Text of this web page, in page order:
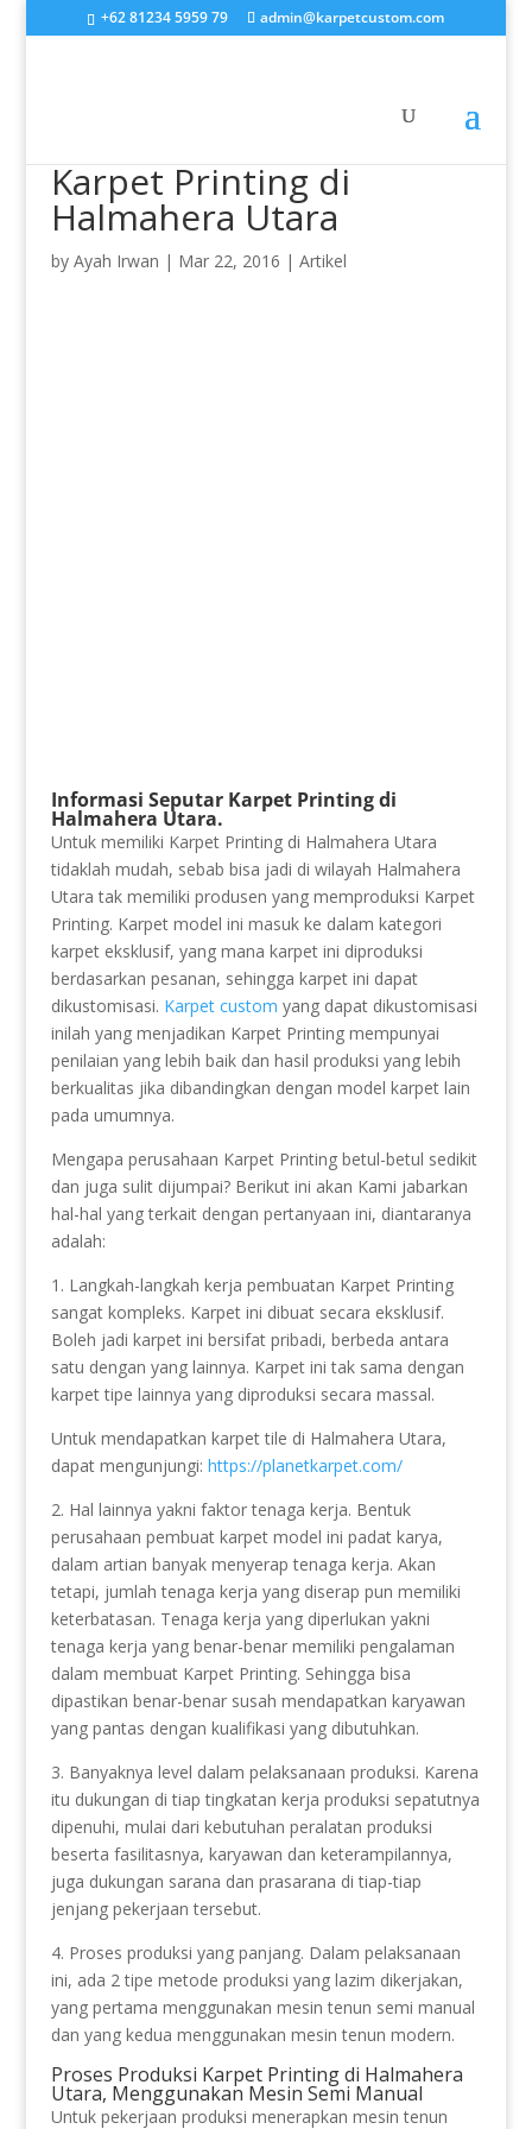
+62 81234 5959 79 admin@karpetcustom.com
Karpet Printing di
Halmahera Utara
by Ayah Irwan | Mar 22, 2016 | Artikel
Informasi Seputar Karpet Printing di
Halmahera Utara.
Untuk memiliki Karpet Printing di Halmahera Utara
tidaklah mudah, sebab bisa jadi di wilayah Halmahera
Utara tak memiliki produsen yang memproduksi Karpet
Printing. Karpet model ini masuk ke dalam kategori
karpet eksklusif, yang mana karpet ini diproduksi
berdasarkan pesanan, sehingga karpet ini dapat
dikustomisasi. Karpet custom yang dapat dikustomisasi
inilah yang menjadikan Karpet Printing mempunyai
penilaian yang lebih baik dan hasil produksi yang lebih
berkualitas jika dibandingkan dengan model karpet lain
pada umumnya.
Mengapa perusahaan Karpet Printing betul-betul sedikit
dan juga sulit dijumpai? Berikut ini akan Kami jabarkan
hal-hal yang terkait dengan pertanyaan ini, diantaranya
adalah:
1. Langkah-langkah kerja pembuatan Karpet Printing
sangat kompleks. Karpet ini dibuat secara eksklusif.
Boleh jadi karpet ini bersifat pribadi, berbeda antara
satu dengan yang lainnya. Karpet ini tak sama dengan
karpet tipe lainnya yang diproduksi secara massal.
Untuk mendapatkan karpet tile di Halmahera Utara,
dapat mengunjungi: https://planetkarpet.com/
2. Hal lainnya yakni faktor tenaga kerja. Bentuk
perusahaan pembuat karpet model ini padat karya,
dalam artian banyak menyerap tenaga kerja. Akan
tetapi, jumlah tenaga kerja yang diserap pun memiliki
keterbatasan. Tenaga kerja yang diperlukan yakni
tenaga kerja yang benar-benar memiliki pengalaman
dalam membuat Karpet Printing. Sehingga bisa
dipastikan benar-benar susah mendapatkan karyawan
yang pantas dengan kualifikasi yang dibutuhkan.
3. Banyaknya level dalam pelaksanaan produksi. Karena
itu dukungan di tiap tingkatan kerja produksi sepatutnya
dipenuhi, mulai dari kebutuhan peralatan produksi
beserta fasilitasnya, karyawan dan keterampilannya,
juga dukungan sarana dan prasarana di tiap-tiap
jenjang pekerjaan tersebut.
4. Proses produksi yang panjang. Dalam pelaksanaan
ini, ada 2 tipe metode produksi yang lazim dikerjakan,
yang pertama menggunakan mesin tenun semi manual
dan yang kedua menggunakan mesin tenun modern.
Proses Produksi Karpet Printing di Halmahera
Utara, Menggunakan Mesin Semi Manual
Untuk pekerjaan produksi menerapkan mesin tenun